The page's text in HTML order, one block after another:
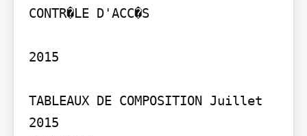
CONTR�LE D'ACC�S
2015
TABLEAUX DE COMPOSITION Juillet
2015